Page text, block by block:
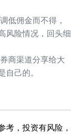
低佣金而不得，
风险情况，回头细
商渠道分享给大
己的。
考，投资有风险，